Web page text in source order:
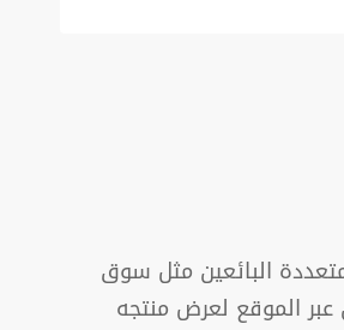
البائعين مثل سوق
الموقع لعرض منتجه